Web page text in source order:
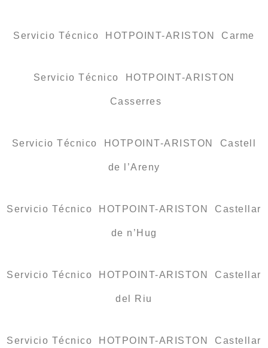
Servicio Técnico HOTPOINT-ARISTON Carme
Servicio Técnico HOTPOINT-ARISTON
Casserres
Servicio Técnico HOTPOINT-ARISTON Castell
de l’Areny
Servicio Técnico HOTPOINT-ARISTON Castellar
de n’Hug
Servicio Técnico HOTPOINT-ARISTON Castellar
del Riu
Servicio Técnico HOTPOINT-ARISTON Castellar